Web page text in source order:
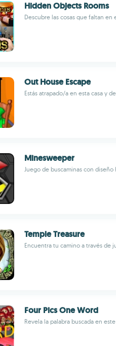
Hidden Objects Rooms
Descubre las cosas que faltan en
Out House Escape
Estás atrapado/a en esta casa y
Minesweeper
Juego de buscaminas con diseño
Temple Treasure
Encuentra tu camino a través de
Four Pics One Word
Revela la palabra buscada en